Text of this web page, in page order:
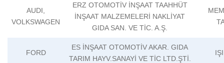
AUDI,
VOLKSWAGEN
ERZ OTOMOTİV İNŞAAT TAAHHÜT
İNŞAAT MALZEMELERİ NAKLİYAT
GIDA SAN. VE TİC. A.Ş.
FORD
ES İNŞAAT OTOMOTİV AKAR. GIDA
TARIM HAYV.SANAYİ VE TİC LTD.ŞTİ.